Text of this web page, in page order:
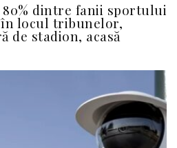
80% dintre fanii sportului
în locul tribunelor,
de stadion, acasă